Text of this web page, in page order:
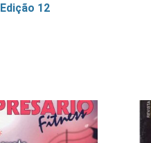
Edição 12